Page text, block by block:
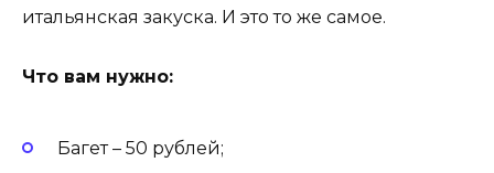
итальянская закуска. И это то же самое.
Что вам нужно:
Багет – 50 рублей;